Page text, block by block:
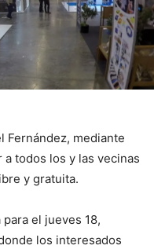
Fernández, mediante
todos los y las vecinas
y gratuita.
el jueves 18,
los interesados